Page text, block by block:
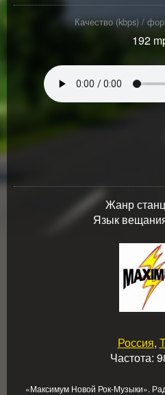
Качество (kbps) /
192
Жанр
Язык
Россия,
Частота:
«Максимум Новой Рок-Музыки».